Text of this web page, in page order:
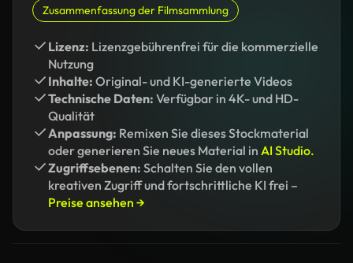
Zusammenfassung der Filmsammlung
Lizenz: Lizenzgebührenfrei für die kommerzielle
Nutzung
Inhalte: Original- und KI-generierte Videos
Technische Daten: Verfügbar in 4K- und HD-
Qualität
Anpassung: Remixen Sie dieses Stockmaterial
oder generieren Sie neues Material in AI Studio.
Zugriffsebenen: Schalten Sie den vollen
kreativen Zugriff und fortschrittliche KI frei –
Preise ansehen →